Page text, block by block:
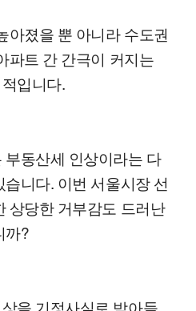
아졌을 뿐 아니라 수도권
파트 간 간극이 커지는
입니다.
동산세 인상이라는 다
니다. 이번 서울시장 선
상당한 거부감도 드러난
까?